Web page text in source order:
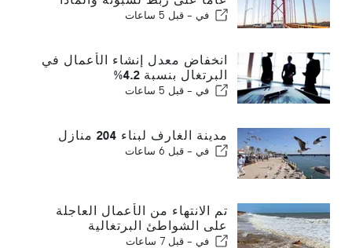
في - قبل 5 ساعات
انخفاض معدل إنشاء الأعمال في
البرتغال بنسبة 4.2%
في - قبل 5 ساعات
مدينة الغارف لبناء 204 منازل
في - قبل 6 ساعات
تم الانتهاء من الأعمال العاجلة
على الشواطئ البرتغالية
في - قبل 7 ساعات